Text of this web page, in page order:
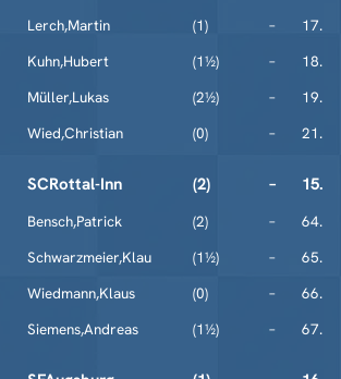
Lerch,Martin (1) –
17.
Kuhn,Hubert (1½) –
18.
Müller,Lukas (2½) –
19.
Wied,Christian (0) – 21.
SCRottal-Inn (2) – 15.
Bensch,Patrick (2) –
64.
Schwarzmeier,Klau (1½) –
65.
Wiedmann,Klaus (0) –
66.
Siemens,Andreas (1½) – 67.